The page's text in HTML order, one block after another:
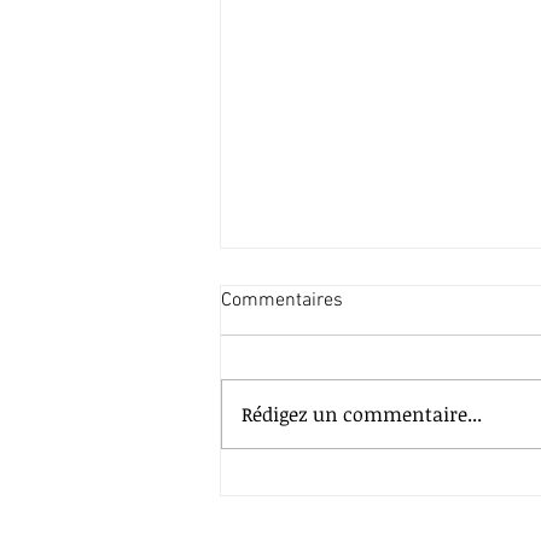
Festival des lycéens 2026
Commentaires
Rédigez un commentaire...